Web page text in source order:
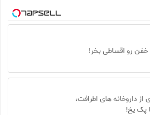
خفن رو اقساطی بخر!
از داروخانه های اطرافت،
پک یخ!